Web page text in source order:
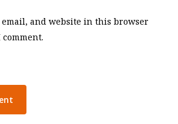
email, and website in this browser